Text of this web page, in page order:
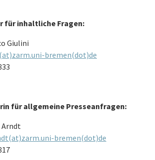
für inhaltliche Fragen:
Giulini
bremen(dot)de
für allgemeine Presseanfragen:
Arndt
bremen(dot)de